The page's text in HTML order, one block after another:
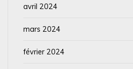
avril 2024
mars 2024
février 2024